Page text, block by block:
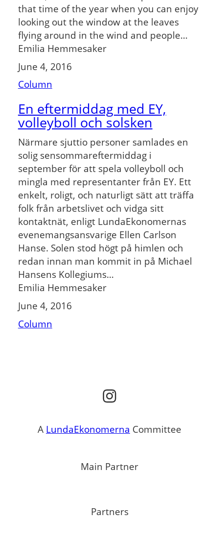
that time of the year when you can enjoy
looking out the window at the leaves
flying around in the wind and people…
Emilia Hemmesaker
June 4, 2016
Column
En eftermiddag med EY,
volleyboll och solsken
Närmare sjuttio personer samlades en
solig sensommareftermiddag i
september för att spela volleyboll och
mingla med representanter från EY. Ett
enkelt, roligt, och naturligt sätt att träffa
folk från arbetslivet och vidga sitt
kontaktnät, enligt LundaEkonomernas
evenemangsansvarige Ellen Carlson
Hanse. Solen stod högt på himlen och
redan innan man kommit in på Michael
Hansens Kollegiums…
Emilia Hemmesaker
June 4, 2016
Column
Instagram
A LundaEkonomerna Committee
Main Partner
Partners